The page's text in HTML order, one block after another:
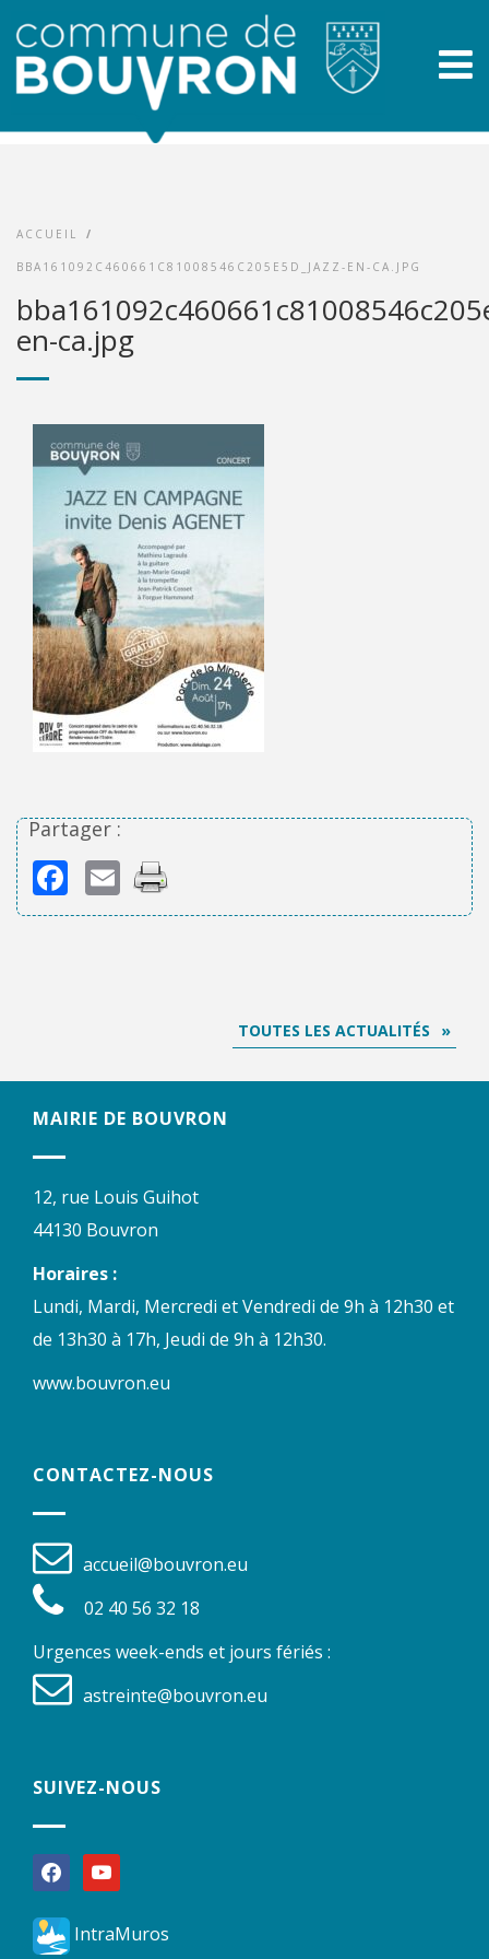
ACCUEIL /
BBA161092C460661C81008546C205E5D_JAZZ-EN-CA.JPG
en-ca.jpg
Partager :
Facebook
Email
TOUTES LES ACTUALITÉS
MAIRIE DE BOUVRON
12, rue Louis Guihot
44130 Bouvron
Horaires :
Lundi, Mardi, Mercredi et Vendredi de 9h à 12h30 et
de 13h30 à 17h, Jeudi de 9h à 12h30.
www.bouvron.eu
CONTACTEZ-NOUS
accueil@bouvron.eu
02 40 56 32 18
Urgences week-ends et jours fériés :
astreinte@bouvron.eu
SUIVEZ-NOUS
facebookyoutube
IntraMuros